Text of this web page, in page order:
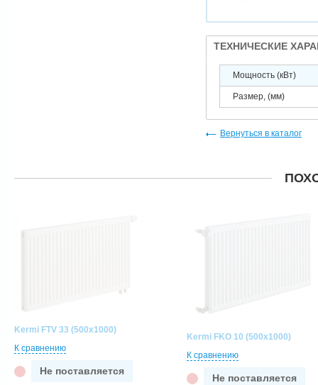
ТЕХНИЧЕСКИЕ
Мощность (кВт)
Размер, (мм)
Вернуться в каталог
Kermi FTV 33 (500x1000)
К сравнению
Не поставляется
Kermi FKO 10 (500x1000)
К сравнению
Не поставляется